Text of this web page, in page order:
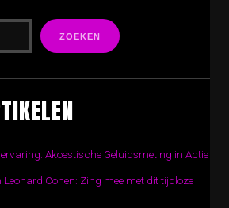
ZOEKEN
Akoestische Geluidsmeting in Actie
Cohen: Zing mee met dit tijdloze